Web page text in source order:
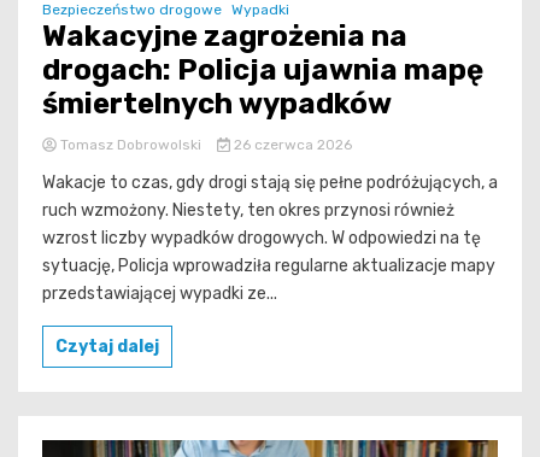
Bezpieczeństwo drogowe Wypadki
Wakacyjne zagrożenia na
drogach: Policja ujawnia mapę
śmiertelnych wypadków
Tomasz Dobrowolski 26 czerwca 2026
Wakacje to czas, gdy drogi stają się pełne podróżujących, a
ruch wzmożony. Niestety, ten okres przynosi również
wzrost liczby wypadków drogowych. W odpowiedzi na tę
sytuację, Policja wprowadziła regularne aktualizacje mapy
przedstawiającej wypadki ze...
Czytaj dalej